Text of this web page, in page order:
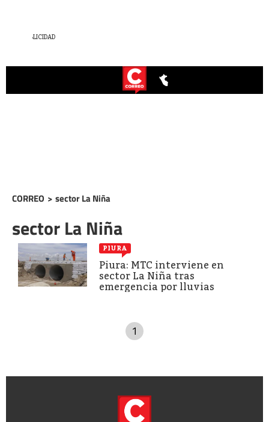
CORREO > sector La Niña
sector La Niña
PIURA
Piura: MTC interviene en
sector La Niña tras
emergencia por lluvias
1